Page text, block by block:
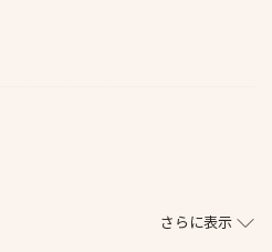
さらに表示